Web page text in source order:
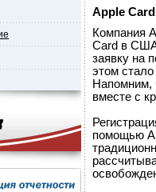
Apple
Компания
Card в
заявку на
этом
Напомним,
вместе с
помощью